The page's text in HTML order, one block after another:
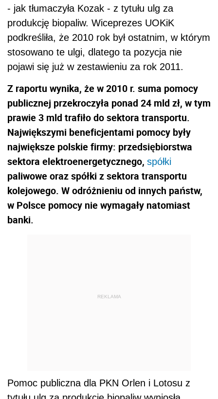
- jak tłumaczyła Kozak - z tytułu ulg za
produkcję biopaliw. Wiceprezes UOKiK
podkreśliła, że 2010 rok był ostatnim, w którym
stosowano te ulgi, dlatego ta pozycja nie
pojawi się już w zestawieniu za rok 2011.
Z raportu wynika, że w 2010 r. suma pomocy
publicznej przekroczyła ponad 24 mld zł, w tym
prawie 3 mld trafiło do sektora transportu.
Największymi beneficjentami pomocy były
największe polskie firmy: przedsiębiorstwa
sektora elektroenergetycznego, spółki
paliwowe oraz spółki z sektora transportu
kolejowego. W odróżnieniu od innych państw,
w Polsce pomocy nie wymagały natomiast
banki.
REKLAMA
Pomoc publiczna dla PKN Orlen i Lotosu z